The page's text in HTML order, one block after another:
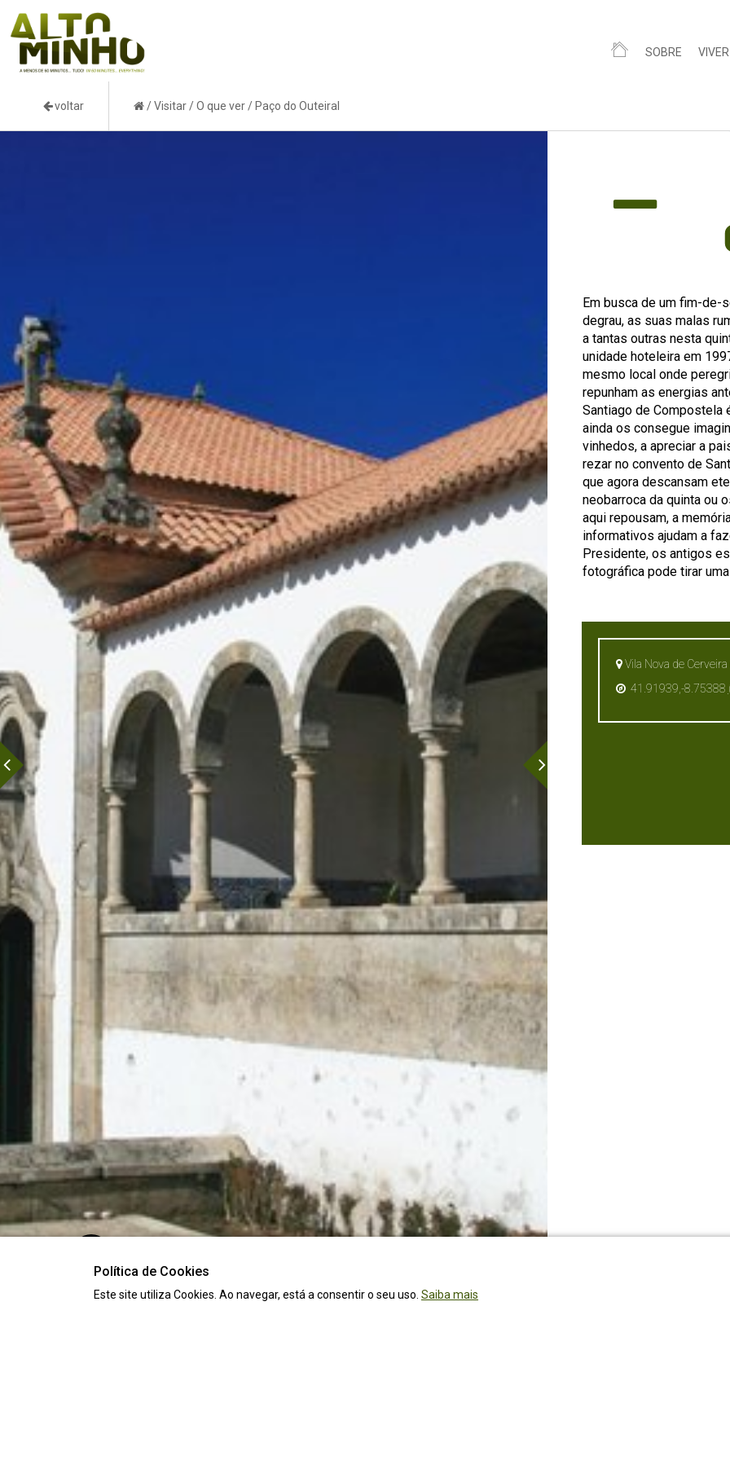
SOBRE VIVER
voltar /Visitar/O que ver/ Paço do Outeiral
Em busca de um fim-de-
degrau, as suas malas
a tantas outras nesta
unidade hoteleira em
mesmo local onde
repunham as energias
Santiago de Compostela
ainda os consegue
vinhedos, a apreciar a
rezar no convento de
que agora descansam
neobarroca da quinta ou
aqui repousam, a
informativos ajudam a
Presidente, os antigos
fotográfica pode tirar
Vila Nova de Cerveira
41.91939,-8.75388
Política de Cookies
Este site utiliza Cookies. Ao navegar, está a consentir o seu uso. Saiba mais